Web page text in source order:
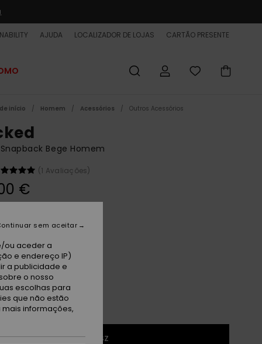
AJUDA LOCALIZADOR DE LOJAS CARTÃO PRESENTE
início Homem Acessórios Outros Acessórios
Bege Homem
(1 Avaliações)
€
1SZ
ou aceder a
e endereço IP)
a publicidade e
o nosso
escolhas para
que não estão
informações,
sem aceitar